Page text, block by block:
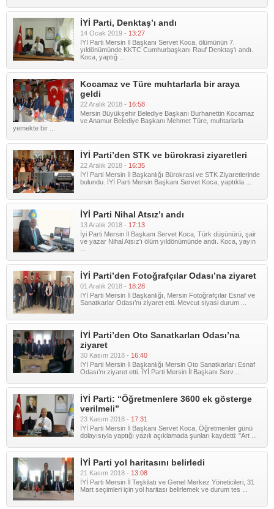
İYİ Parti, Denktaş’ı andı
14 Ocak 2019 - 13:27
İYİ Parti Mersin İl Başkanı Servet Koca, ölümünün 7.
yıldönümünde KKTC Cumhurbaşkanı Rauf Denktaş'ı andı.
Koca, yaptığ ...
Kocamaz ve Türe muhtarlarla bir araya
geldi
22 Aralık 2018 - 16:58
Mersin Büyükşehir Belediye Başkanı Burhanettin Kocamaz
ve Anamur Belediye Başkanı Mehmet Türe, muhtarlarla
yemekte bir ...
İYİ Parti’den STK ve bürokrasi ziyaretleri
22 Aralık 2018 - 16:35
İYİ Parti Mersin İl Başkanlığı Bürokrasi ve STK Ziyaretlerinde
bulundu. İYİ Parti Mersin Başkanı Servet Koca, yaptıkla ...
İYİ Parti Nihal Atsız’ı andı
13 Aralık 2018 - 17:13
İyi Parti Mersin İl Başkanı Servet Koca, Türk düşünürü, şair
ve yazar Nihal Atsız'ı ölüm yıldönümünde andı. Koca, yayın
İYİ Parti’den Fotoğrafçılar Odası’na ziyaret
01 Aralık 2018 - 18:28
İYİ Parti Mersin İl Başkanlığı, Mersin Fotoğrafçılar Esnaf ve
Sanatkarlar Odası’nı ziyaret etti. Mevcut siyasi durum ...
İYİ Parti’den Oto Sanatkarları Odası’na
ziyaret
30 Kasım 2018 - 16:40
İYİ Parti Mersin İl Başkanlığı Mersin Oto Sanatkarları Esnaf
Odası’nı ziyaret etti. İYİ Parti Mersin İl Başkanı Serv ...
İYİ Parti: “Öğretmenlere 3600 ek gösterge
verilmeli”
23 Kasım 2018 - 17:31
İYİ Parti Mersin İl Başkanı Servet Koca, Öğretmenler günü
dolayısıyla yaptığı yazılı açıklamada şunları kaydetti: "Art ...
İYİ Parti yol haritasını belirledi
21 Kasım 2018 - 13:08
İYİ Parti Mersin İl Teşkilatı ve Genel Merkez Yöneticileri, 31
Mart seçimleri için yol haritası belirlemek ve durum tes ...